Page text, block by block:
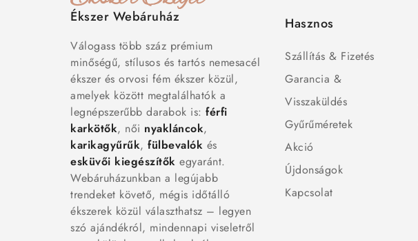
Ékszer Webáruház
Válogass több száz prémium
minőségű, stílusos és tartós nemesacél
ékszer és orvosi fém ékszer közül,
amelyek között megtalálhatók a
legnépszerűbb darabok is: férfi
karkötők, női nyakláncok,
karikagyűrűk, fülbevalók és
esküvői kiegészítők egyaránt.
Webáruházunkban a legújabb
trendeket követő, mégis időtálló
ékszerek közül választhatsz – legyen
szó ajándékról, mindennapi viseletről
Hasznos
Szállítás & Fizetés
Garancia &
Visszaküldés
Gyűrűméretek
Akció
Újdonságok
Kapcsolat